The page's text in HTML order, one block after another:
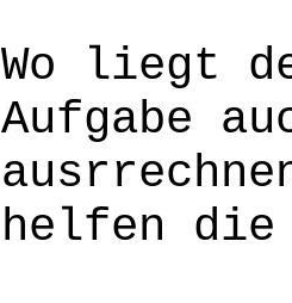
Wo liegt
Aufgabe
helfen die